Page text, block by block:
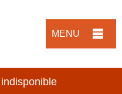
MENU
indisponible